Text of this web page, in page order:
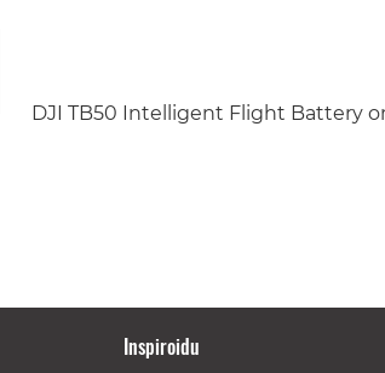
DJI TB50 Intelligent Flight Battery
Inspiroidu